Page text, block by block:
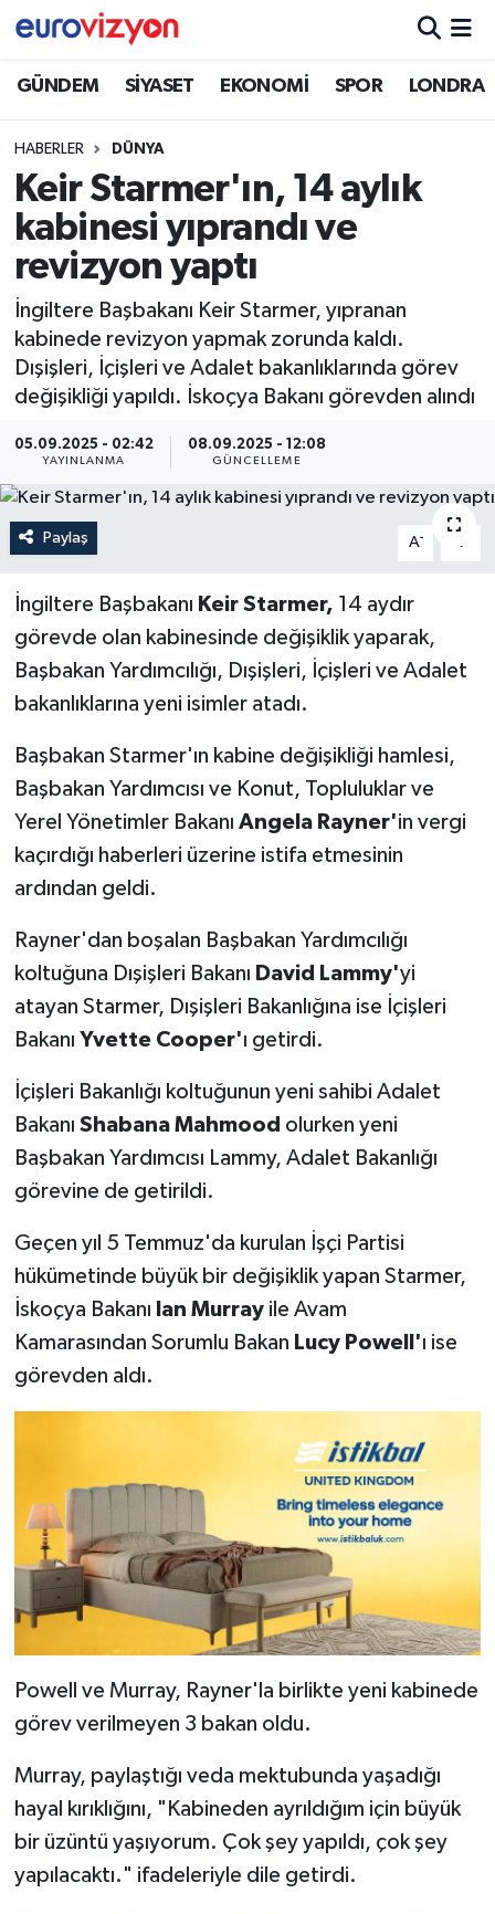
GÜNDEM SİYASET EKONOMİ SPOR LONDRA
HABERLER DÜNYA
Keir Starmer'ın, 14 aylık
kabinesi yıprandı ve
revizyon yaptı
İngiltere Başbakanı Keir Starmer, yıpranan
kabinede revizyon yapmak zorunda kaldı.
Dışişleri, İçişleri ve Adalet bakanlıklarında görev
değişikliği yapıldı. İskoçya Bakanı görevden alındı
05.09.2025 - 02:42
YAYINLANMA
08.09.2025 - 12:08
GÜNCELLEME
Paylaş A- A
İngiltere Başbakanı Keir Starmer, 14 aydır
görevde olan kabinesinde değişiklik yaparak,
Başbakan Yardımcılığı, Dışişleri, İçişleri ve Adalet
bakanlıklarına yeni isimler atadı.
Başbakan Starmer'ın kabine değişikliği hamlesi,
Başbakan Yardımcısı ve Konut, Topluluklar ve
Yerel Yönetimler Bakanı Angela Rayner'in vergi
kaçırdığı haberleri üzerine istifa etmesinin
ardından geldi.
Rayner'dan boşalan Başbakan Yardımcılığı
koltuğuna Dışişleri Bakanı David Lammy'yi
atayan Starmer, Dışişleri Bakanlığına ise İçişleri
Bakanı Yvette Cooper'ı getirdi.
İçişleri Bakanlığı koltuğunun yeni sahibi Adalet
Bakanı Shabana Mahmood olurken yeni
Başbakan Yardımcısı Lammy, Adalet Bakanlığı
görevine de getirildi.
Geçen yıl 5 Temmuz'da kurulan İşçi Partisi
hükümetinde büyük bir değişiklik yapan Starmer,
İskoçya Bakanı Ian Murrayile Avam
Kamarasından Sorumlu Bakan Lucy Powell'ı ise
görevden aldı.
Powell ve Murray, Rayner'la birlikte yeni kabinede
görev verilmeyen 3 bakan oldu.
Murray, paylaştığı veda mektubunda yaşadığı
hayal kırıklığını, "Kabineden ayrıldığım için büyük
bir üzüntü yaşıyorum. Çok şey yapıldı, çok şey
yapılacaktı." ifadeleriyle dile getirdi.